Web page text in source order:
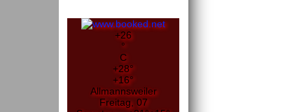
+26
°
C
+28°
+16°
Allmannsweiler
Freitag, 07